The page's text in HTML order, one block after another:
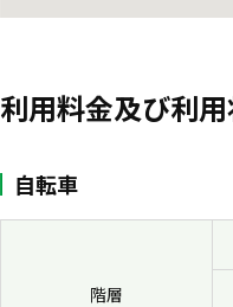
利用料金及び利
自転車
階層